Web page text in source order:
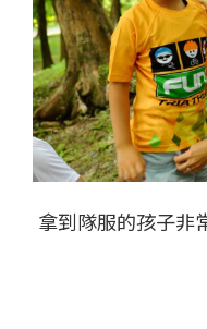
拿到隊服的孩子非